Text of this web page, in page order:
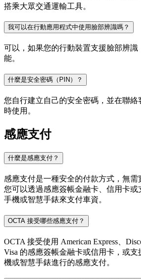
搭乘大眾交通運輸工具。
我可以在行動應用程式中使用臉部辨識嗎？
可以，如果您的行動裝置支援臉部辨識
能。
什麼是安全密碼（PIN）？
您自行建立自己的安全密碼，並在聯絡
時使用。
感應支付
什麼是感應支付？
感應支付是一種安全的付款方式，無需
您可以透過感應簽帳金融卡、信用卡或
手機或智慧手錶來支付車資。
OCTA 接受哪些感應支付？
OCTA 接受使用 American Express、
Visa 的感應簽帳金融卡或信用卡，或
機或智慧手錶進行的感應支付。